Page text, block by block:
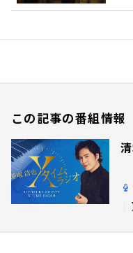
この記事の番組情報